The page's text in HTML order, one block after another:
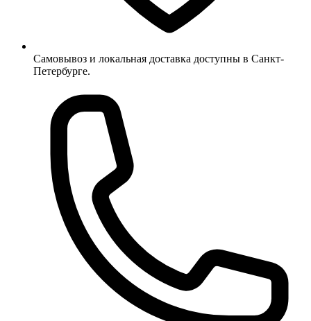
Самовывоз и локальная доставка доступны в Санкт-
Петербурге.